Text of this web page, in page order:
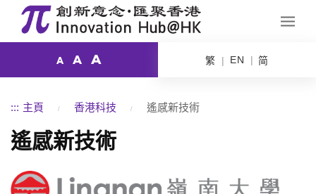
A A A 繁 EN 简
::: 主頁 香港科技 遙感新技術
遙感新技術